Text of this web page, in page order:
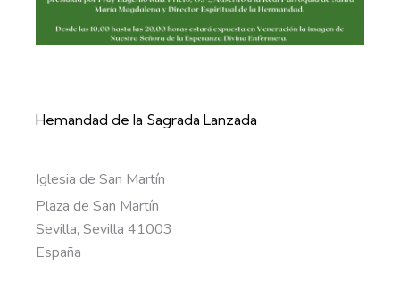
Hemandad de la Sagrada Lanzada
Iglesia de San Martín
Plaza de San Martín
Sevilla, Sevilla 41003
España